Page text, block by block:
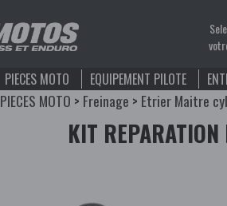
PIECES MOTO EQUIPEMENT PILOTE
PIECES MOTO > Freinage > Etrier Maitre
KIT